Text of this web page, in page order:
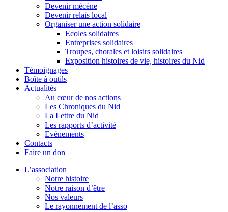
Devenir mécène
Devenir relais local
Organiser une action solidaire
Ecoles solidaires
Entreprises solidaires
Troupes, chorales et loisirs solidaires
Exposition histoires de vie, histoires du Nid
Témoignages
Boîte à outils
Actualités
Au cœur de nos actions
Les Chroniques du Nid
La Lettre du Nid
Les rapports d’activité
Evénements
Contacts
Faire un don
L’association
Notre histoire
Notre raison d’être
Nos valeurs
Le rayonnement de l’asso